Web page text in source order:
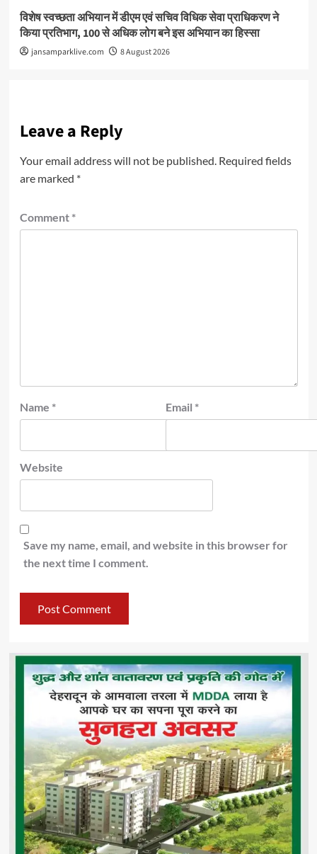
विशेष स्वच्छता अभियान में डीएम एवं सचिव विधिक सेवा प्राधिकरण ने
किया प्रतिभाग, 100 से अधिक लोग बने इस अभियान का हिस्सा
jansamparklive.com 8 August 2026
Leave a Reply
Your email address will not be published. Required fields
are marked *
Comment *
Name * Email *
Website
Save my name, email, and website in this browser for
the next time I comment.